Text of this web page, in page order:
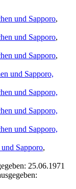
und Sapporo,
und Sapporo,
und Sapporo,
und Sapporo,
und Sapporo,
und Sapporo,
und Sapporo,
Sapporo,
25.06.1971